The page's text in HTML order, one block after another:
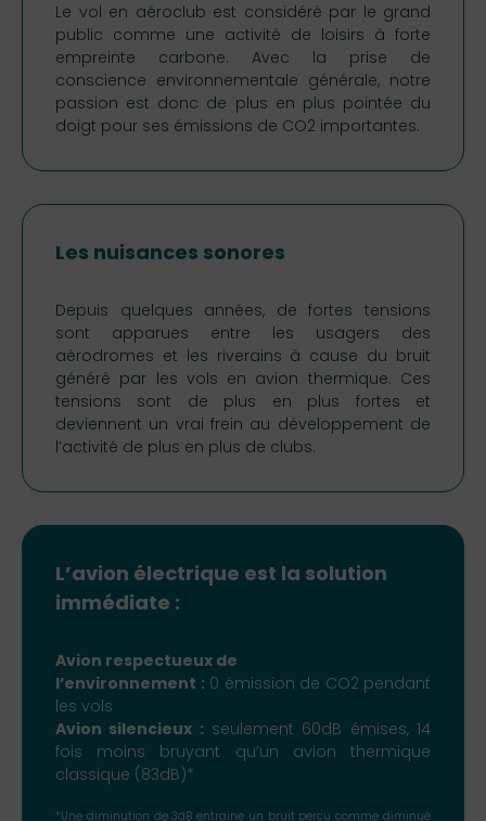
Le vol en aéroclub est considéré par le grand
public comme une activité de loisirs à forte
empreinte carbone. Avec la prise de
conscience environnementale générale, notre
passion est donc de plus en plus pointée du
doigt pour ses émissions de CO2 importantes.
Les nuisances sonores
Depuis quelques années, de fortes tensions
sont apparues entre les usagers des
aérodromes et les riverains à cause du bruit
généré par les vols en avion thermique. Ces
tensions sont de plus en plus fortes et
deviennent un vrai frein au développement de
l’activité de plus en plus de clubs.
L’avion électrique est la solution
immédiate :
Avion respectueux de
l’environnement : 0 émission de CO2 pendant
les vols
Avion silencieux : seulement 60dB émises, 14
fois moins bruyant qu’un avion thermique
classique (83dB)*
*Une diminution de 3dB entraine un bruit perçu comme diminué